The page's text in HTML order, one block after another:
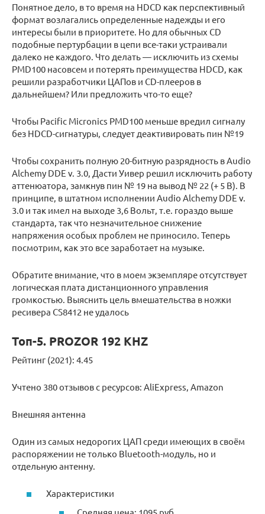
Понятное дело, в то время на HDCD как перспективный
формат возлагались определенные надежды и его
интересы были в приоритете. Но для обычных CD
подобные пертурбации в цепи все-таки устраивали
далеко не каждого. Что делать — исключить из схемы
PMD100 насовсем и потерять преимущества HDCD, как
решили разработчики ЦАПов и CD-плееров в
дальнейшем? Или предложить что-то еще?
Чтобы Pacific Micronics PMD100 меньше вредил сигналу
без HDCD-сигнатуры, следует деактивировать пин №19
Чтобы сохранить полную 20-битную разрядность в Audio
Alchemy DDE v. 3.0, Дасти Уивер решил исключить работу
аттенюатора, замкнув пин № 19 на вывод № 22 (+ 5 В). В
принципе, в штатном исполнении Audio Alchemy DDE v.
3.0 и так имел на выходе 3,6 Вольт, т.е. гораздо выше
стандарта, так что незначительное снижение
напряжения особых проблем не приносило. Теперь
посмотрим, как это все заработает на музыке.
Обратите внимание, что в моем экземпляре отсутствует
логическая плата дистанционного управления
громкостью. Выяснить цель вмешательства в ножки
ресивера CS8412 не удалось
Топ-5. PROZOR 192 KHZ
Рейтинг (2021): 4.45
Учтено 380 отзывов с ресурсов: AliExpress, Amazon
Внешняя антенна
Один из самых недорогих ЦАП среди имеющих в своём
распоряжении не только Bluetooth-модуль, но и
отдельную антенну.
Характеристики
Средняя цена: 1095 руб.